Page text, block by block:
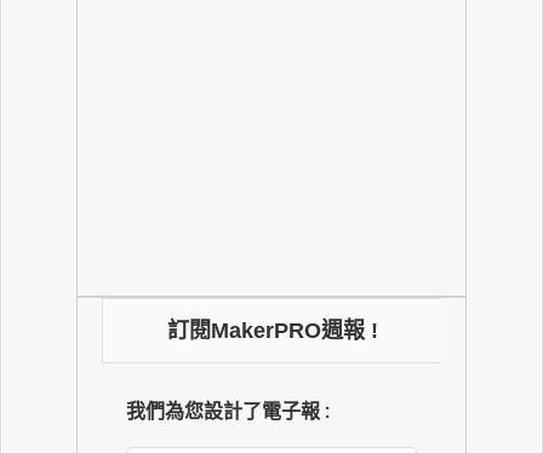
訂閱MakerPRO週報 !
我們為您設計了電子報 :